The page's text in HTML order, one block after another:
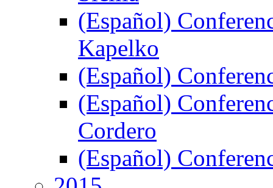
(Español)
Kapelko
(Español)
(Español)
Cordero
(Español)